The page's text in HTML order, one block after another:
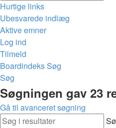
Hurtige links
Ubesvarede indlæg
Aktive emner
Log ind
Tilmeld
BoardindeksSøg
Søg
Søgningen gav 23
Gå til avanceret søgning